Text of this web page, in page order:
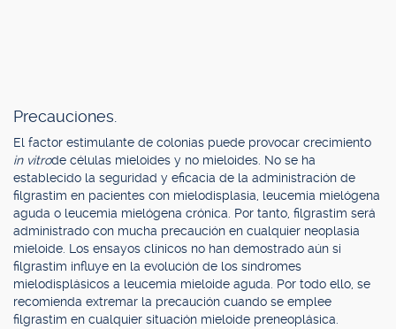
Precauciones.
El factor estimulante de colonias puede provocar crecimiento
in vitrode células mieloides y no mieloides. No se ha
establecido la seguridad y eficacia de la administración de
filgrastim en pacientes con mielodisplasia, leucemia mielógena
aguda o leucemia mielógena crónica. Por tanto, filgrastim será
administrado con mucha precaución en cualquier neoplasia
mieloide. Los ensayos clínicos no han demostrado aún si
filgrastim influye en la evolución de los síndromes
mielodisplásicos a leucemia mieloide aguda. Por todo ello, se
recomienda extremar la precaución cuando se emplee
filgrastim en cualquier situación mieloide preneoplásica.